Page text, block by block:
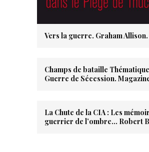
Vers la guerre. Graham Allison.
Champs de bataille Thématique
Guerre de Sécession.
La Chute de la CIA : Les
guerrier de l’ombre… Robert